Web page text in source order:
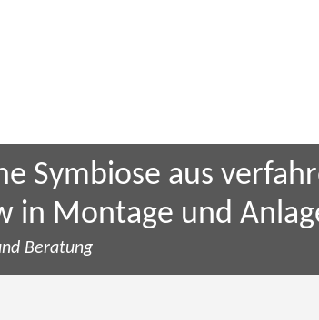
Symbiose aus
in Montage und
Beratung